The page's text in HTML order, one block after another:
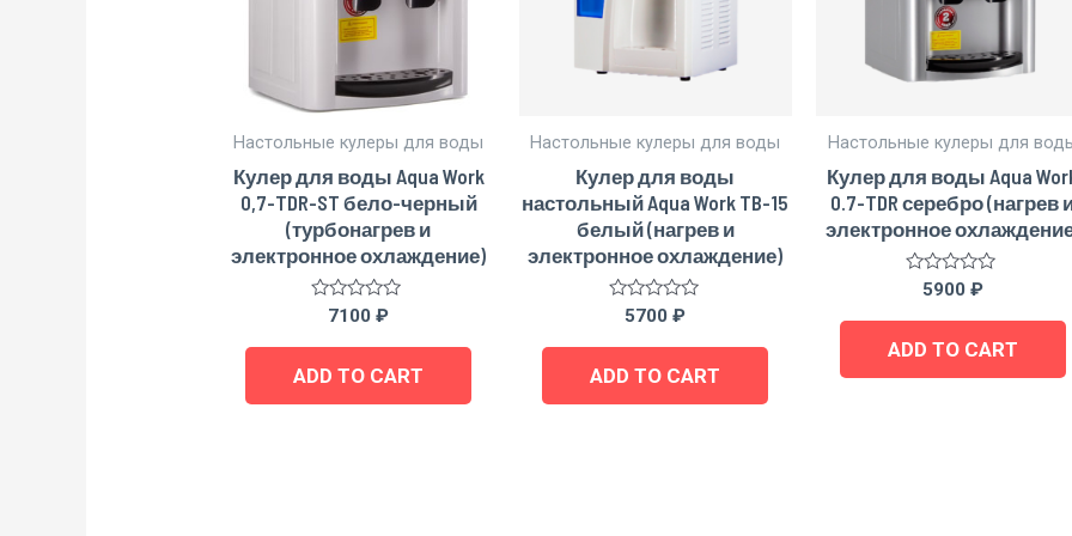
Настольные кулеры для воды
Кулер для воды Aqua Work
0,7-TDR-ST бело-черный
(турбонагрев и
электронное охлаждение)
Rated
out
5
7100₽
ADD TO CART
Настольные кулеры для воды
Кулер для воды
настольный Aqua Work TB-15
белый (нагрев и
электронное охлаждение)
Rated
out
5
5700₽
ADD TO CART
Настольные кулеры для
Кулер для воды Aqua
0.7-TDR серебро (нагрев
электронное
Rated
out
5
5900 ₽
ADD TO CART